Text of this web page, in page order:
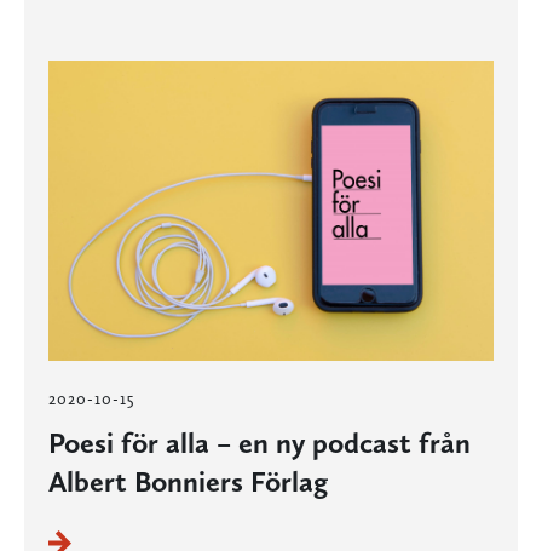
2020-10-15
Poesi för alla – en ny podcast från
Albert Bonniers Förlag